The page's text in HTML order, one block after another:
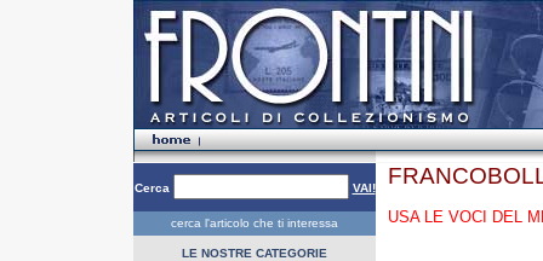
Cerca VAI!
cerca l'articolo che ti interessa
LE NOSTRE CATEGORIE
USA LE VOCI DEL